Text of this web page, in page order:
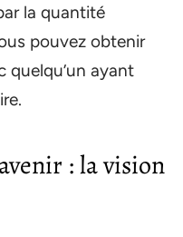
la quantité
pouvez obtenir
quelqu’un ayant
: la vision